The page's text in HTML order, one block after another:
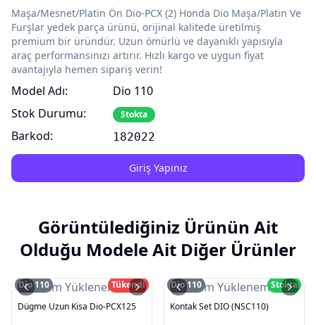
Maşa/Mesnet/Platin Ön Dio-PCX (2) Honda Dio Maşa/Platin Ve
Furşlar yedek parça ürünü, orijinal kalitede üretilmiş
premium bir üründür. Uzun ömürlü ve dayanıklı yapısıyla
araç performansınızı artırır. Hızlı kargo ve uygun fiyat
avantajıyla hemen sipariş verin!
Model Adı:
Stok Durumu:
Barkod:
Dio 110
Stokta
182022
Giriş Yapınız
Görüntülediğiniz Ürünün Ait
Olduğu Modele Ait Diğer Ürünler
Resim Yüklenemedi
Dio 110
Tükendi
Dügme Uzun Kisa Dio-PCX125
Resim Yüklenemedi
Dio 110
Stokta
Kontak Set DIO (NSC110)